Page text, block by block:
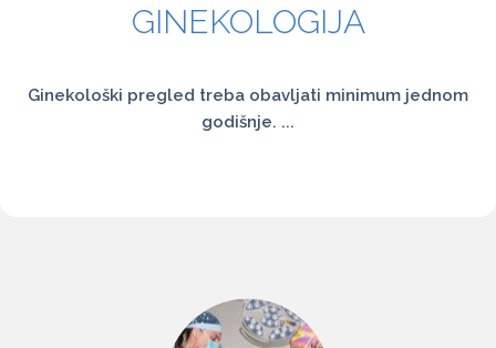
GINEKOLOGIJA
Ginekološki pregled treba obavljati minimum jednom
godišnje. ...